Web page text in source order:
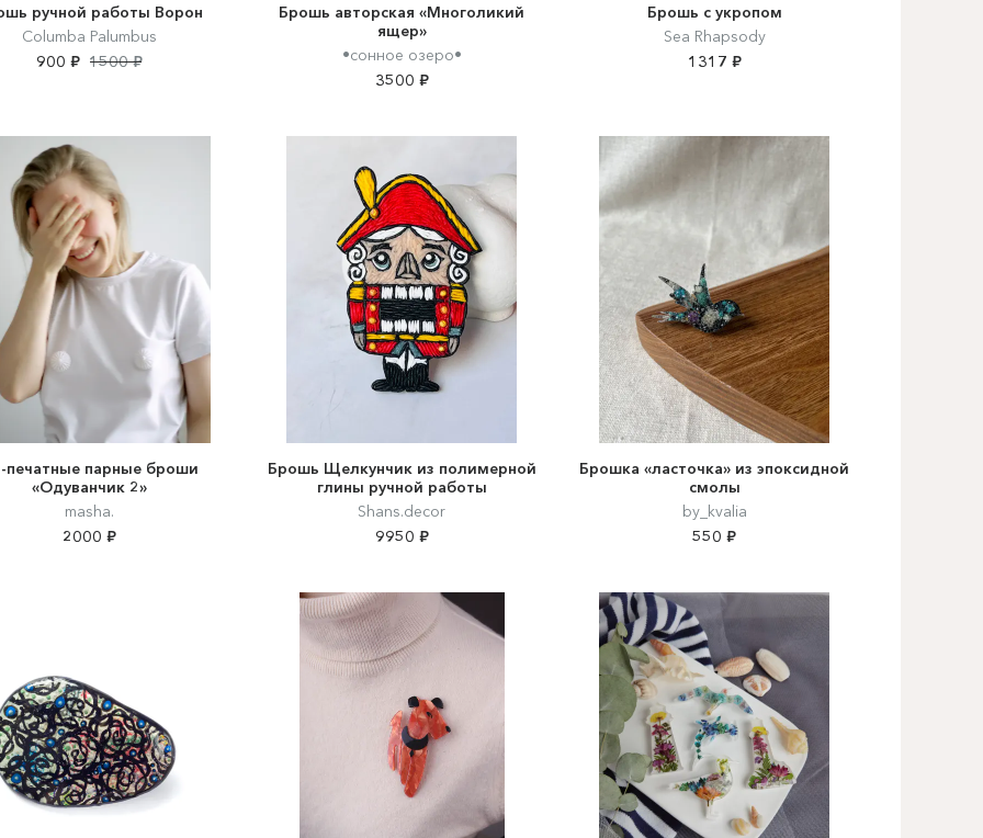
ручной работы Ворон
Columba Palumbus
900 ₽ 1500 ₽
Брошь авторская «Многоликий
ящер»
•сонное озеро•
3500 ₽
Брошь с укропом
Sea Rhapsody
1317 ₽
печатные парные броши
«Одуванчик 2»
masha.
2000 ₽
Брошь Щелкунчик из полимерной
глины ручной работы
Shans.decor
9950 ₽
Брошка «ласточка» из эпоксидной
смолы
by_kvalia
550 ₽